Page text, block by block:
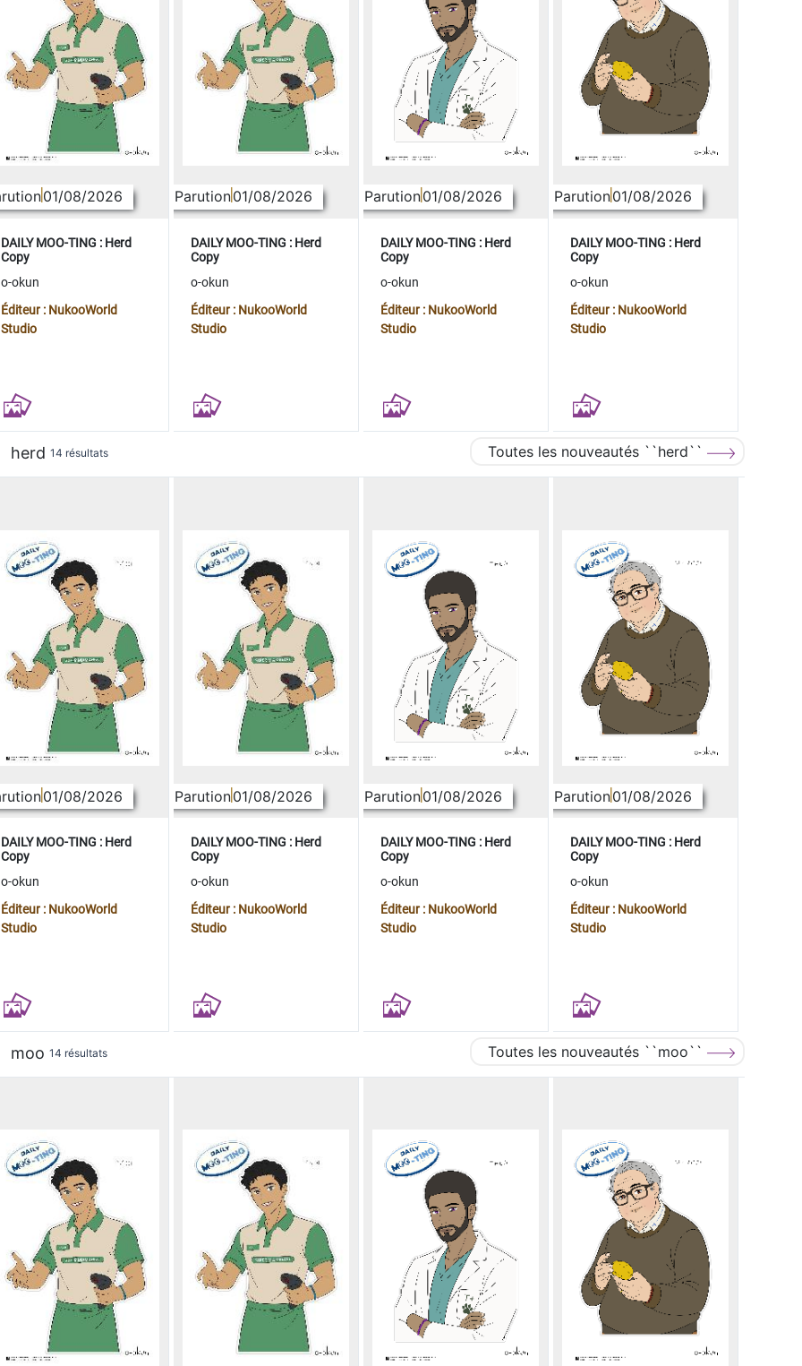
01/08/2026
DAILY MOO-TING : Herd
Copy
o-okun
Éditeur : NukooWorld
Studio
Parution01/08/2026
DAILY MOO-TING : Herd
Copy
o-okun
Éditeur : NukooWorld
Studio
Parution01/08/2026
DAILY MOO-TING : Herd
Copy
o-okun
Éditeur : NukooWorld
Studio
Parution01/08/2026
DAILY MOO-TING : Herd
Copy
o-okun
Éditeur : NukooWorld
Studio
herd 14 résultats Toutes les nouveautés ``herd``
01/08/2026
DAILY MOO-TING : Herd
Copy
o-okun
Éditeur : NukooWorld
Studio
Parution01/08/2026
DAILY MOO-TING : Herd
Copy
o-okun
Éditeur : NukooWorld
Studio
Parution01/08/2026
DAILY MOO-TING : Herd
Copy
o-okun
Éditeur : NukooWorld
Studio
Parution01/08/2026
DAILY MOO-TING : Herd
Copy
o-okun
Éditeur : NukooWorld
Studio
moo 14 résultats Toutes les nouveautés ``moo``